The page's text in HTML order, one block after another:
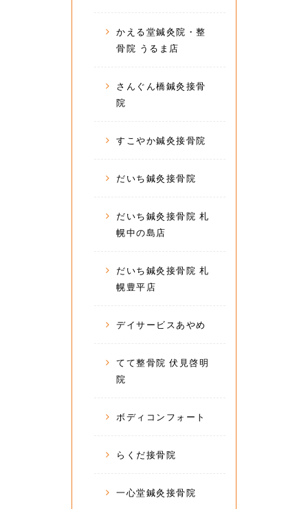
かえる堂鍼灸院・整
骨院 うるま店
さんぐん橋鍼灸接骨
院
すこやか鍼灸接骨院
だいち鍼灸接骨院
だいち鍼灸接骨院 札
幌中の島店
だいち鍼灸接骨院 札
幌豊平店
デイサービスあやめ
てて整骨院 伏見啓明
院
ボディコンフォート
らくだ接骨院
一心堂鍼灸接骨院